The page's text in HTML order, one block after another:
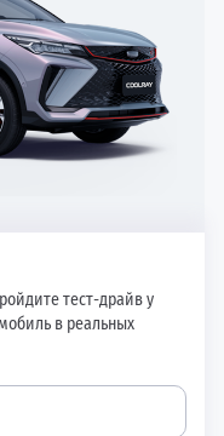
тест-драйв у
в реальных